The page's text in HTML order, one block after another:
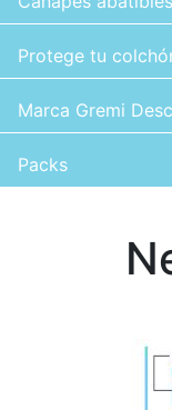
Protege tu
Marca Gremi
Packs